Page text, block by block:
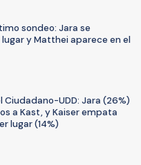
sondeo: Jara se
y Matthei aparece en el
Ciudadano-UDD: Jara (26%)
a Kast, y Kaiser empata
lugar (14%)